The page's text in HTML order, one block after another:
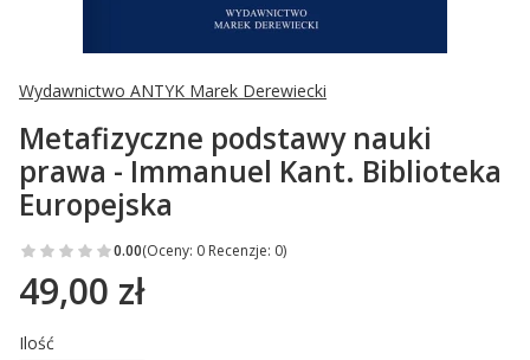
Wydawnictwo ANTYK Marek Derewiecki
Metafizyczne podstawy nauki
prawa - Immanuel Kant. Biblioteka
Europejska
0.00(Oceny: 0 Recenzje: 0)
Cena
49,00 zł
Ilość